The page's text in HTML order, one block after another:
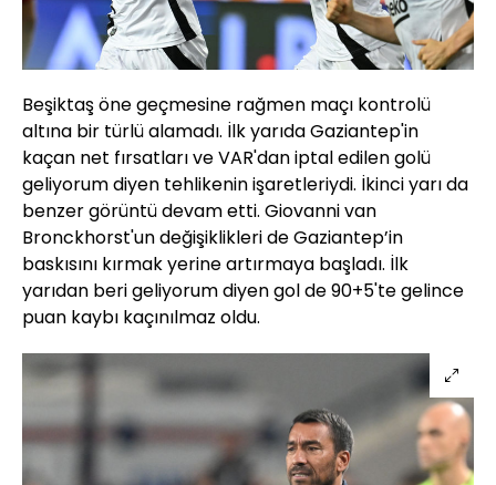
Beşiktaş öne geçmesine rağmen maçı kontrolü
altına bir türlü alamadı. İlk yarıda Gaziantep'in
kaçan net fırsatları ve VAR'dan iptal edilen golü
geliyorum diyen tehlikenin işaretleriydi. İkinci yarı da
benzer görüntü devam etti. Giovanni van
Bronckhorst'un değişiklikleri de Gaziantep’in
baskısını kırmak yerine artırmaya başladı. İlk
yarıdan beri geliyorum diyen gol de 90+5'te gelince
puan kaybı kaçınılmaz oldu.